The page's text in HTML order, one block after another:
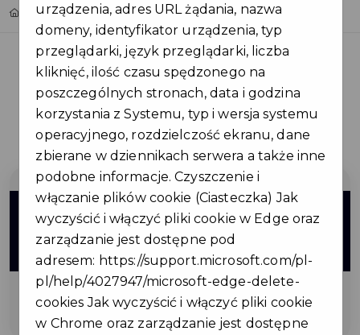
Home Oferty EBK CAR CENTER EWA BORYCZKA-KNAP
Regulamin i warunki
5%
ZNIŻKI
na wymianę opon lub kół
urządzenia, adres URL żądania, nazwa
domeny, identyfikator urządzenia, typ
przeglądarki, język przeglądarki, liczba
kliknięć, ilość czasu spędzonego na
poszczególnych stronach, data i godzina
korzystania z Systemu, typ i wersja systemu
operacyjnego, rozdzielczość ekranu, dane
zbierane w dziennikach serwera a także inne
podobne informacje. Czyszczenie i
włączanie plików cookie (Ciasteczka) Jak
wyczyścić i włączyć pliki cookie w Edge oraz
zarządzanie jest dostępne pod
adresem: https://support.microsoft.com/pl-
pl/help/4027947/microsoft-edge-delete-
cookies Jak wyczyścić i włączyć pliki cookie
w Chrome oraz zarządzanie jest dostępne